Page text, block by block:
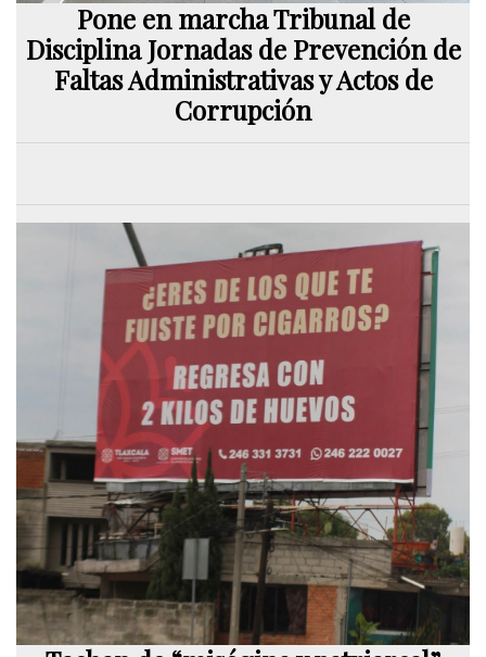
Pone en marcha Tribunal de
Disciplina Jornadas de Prevención de
Faltas Administrativas y Actos de
Corrupción